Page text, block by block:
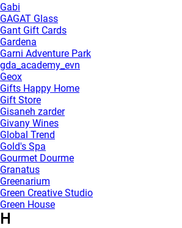
Gabi
GAGAT Glass
Gant Gift Cards
Gardena
Garni Adventure Park
gda_academy_evn
Geox
Gifts Happy Home
Gift Store
Gisaneh zarder
Givany Wines
Global Trend
Gold's Spa
Gourmet Dourme
Granatus
Greenarium
Green Creative Studio
Green House
H